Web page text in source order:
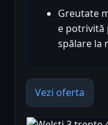
Greutate
e potrivită
spălare la
Vezi oferta